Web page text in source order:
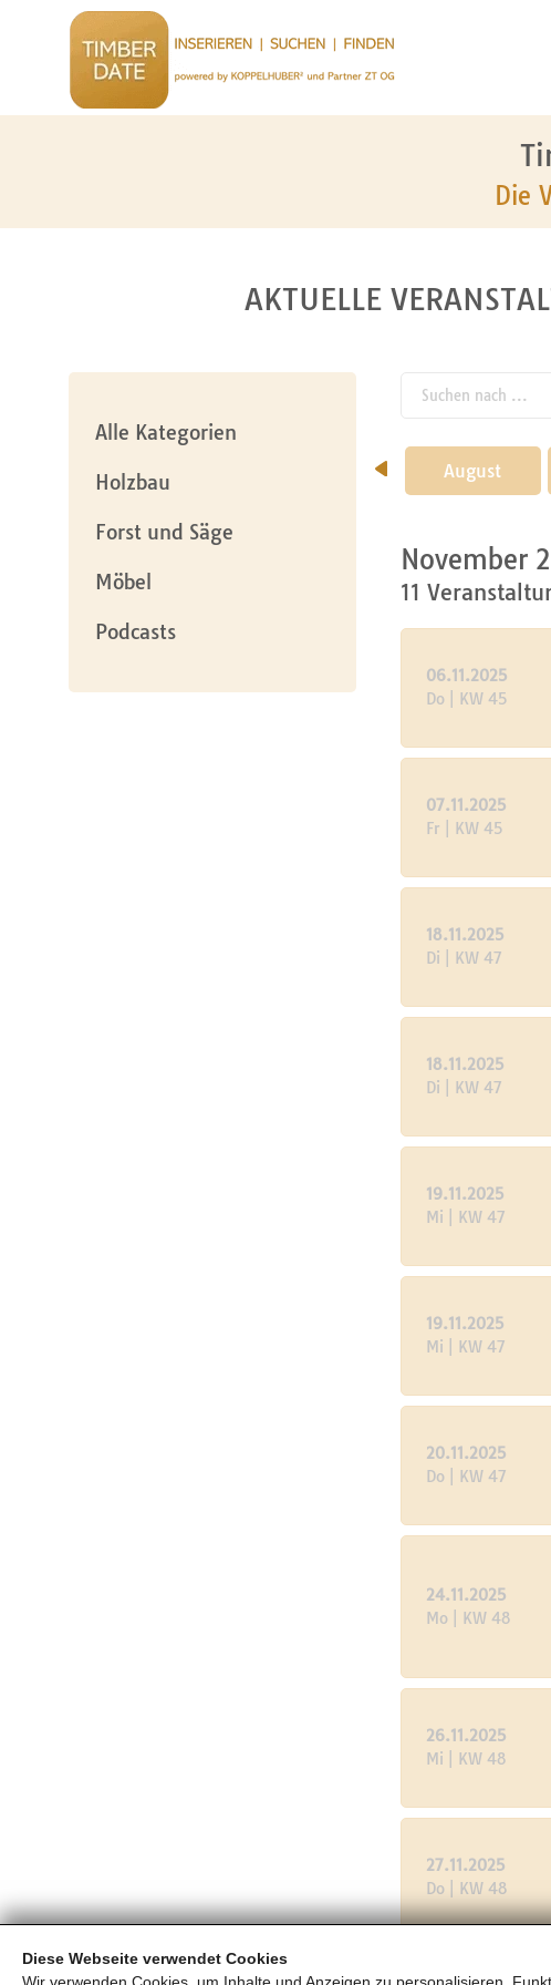
Diese Webseite verwendet Cookies
Die
AKTUELLE
Alle Kategorien
Holzbau
Forst und Säge
Möbel
Podcasts
Suchen nach ...
pw_l
August
November
11
06.11.2025
Do | KW 45
07.11.2025
Fr | KW 45
18.11.2025
Di | KW 47
18.11.2025
Di | KW 47
19.11.2025
Mi | KW 47
19.11.2025
Mi | KW 47
20.11.2025
Do | KW 47
24.11.2025
Mo | KW 48
26.11.2025
Mi | KW 48
27.11.2025
Do | KW 48